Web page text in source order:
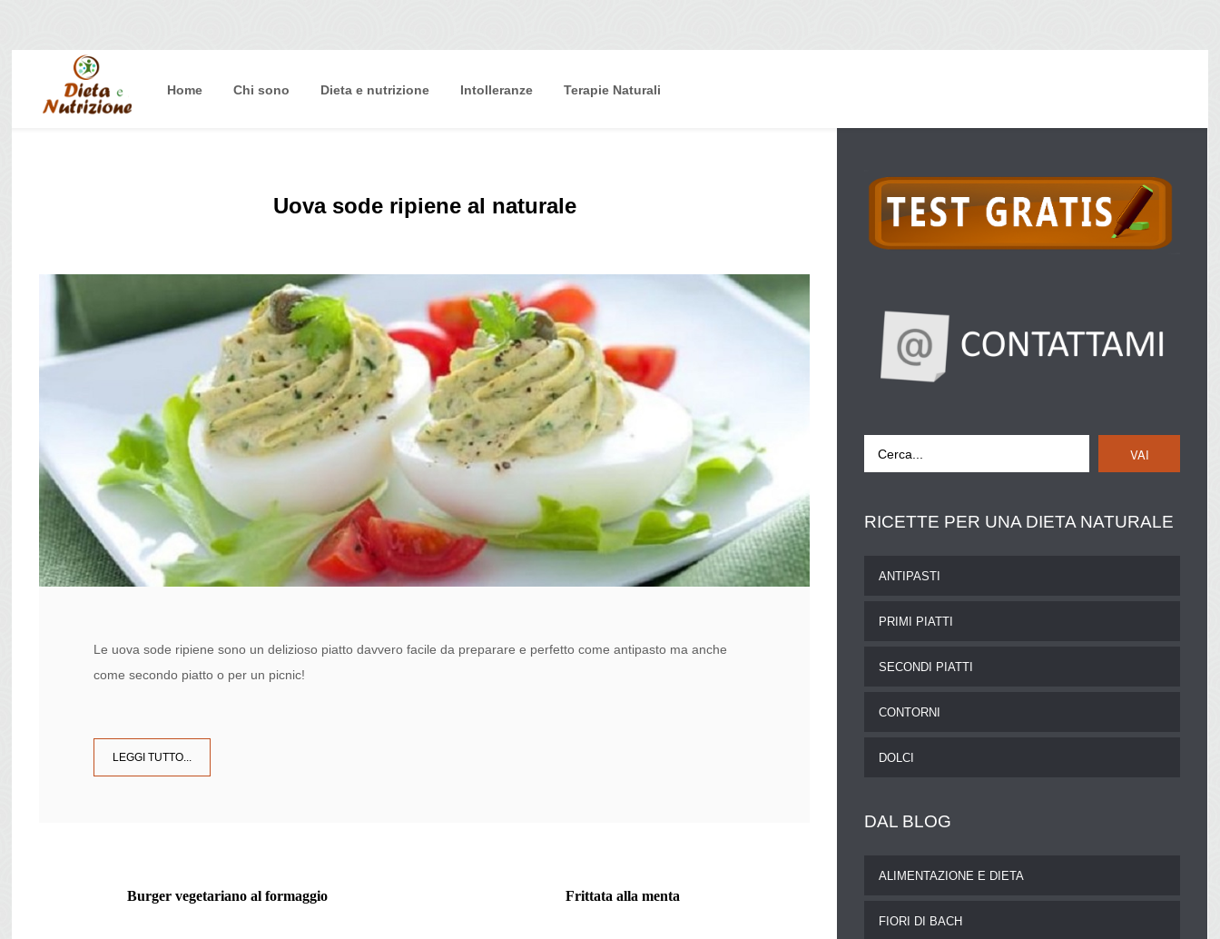
Home Chi sono Dieta e nutrizione Intolleranze Terapie Naturali
Uova sode ripiene al naturale
Le uova sode ripiene sono un delizioso piatto davvero facile da preparare e perfetto come antipasto ma anche
come secondo piatto o per un picnic!
LEGGI TUTTO...
Burger vegetariano al formaggio Frittata alla menta
VAI
RICETTE PER UNA DIETA NATURALE
ANTIPASTI
PRIMI PIATTI
SECONDI PIATTI
CONTORNI
DOLCI
DAL BLOG
ALIMENTAZIONE E DIETA
FIORI DI BACH